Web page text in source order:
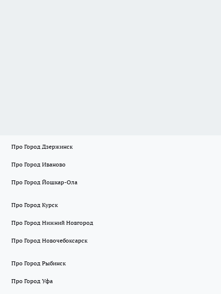
Про Город Дзержинск
Про Город Иваново
Про Город Йошкар-Ола
Про Город Курск
Про Город Нижний Новгород
Про Город Новочебоксарск
Про Город Рыбинск
Про Город Уфа